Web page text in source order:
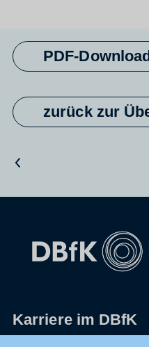
zurück zur
PDF-
Vorheriger Artikel
Karriere im DBfK